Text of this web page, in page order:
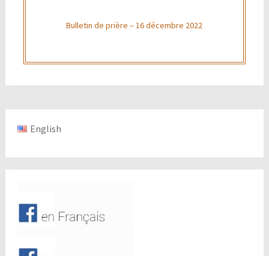
Bulletin de prière – 16 décembre 2022
English